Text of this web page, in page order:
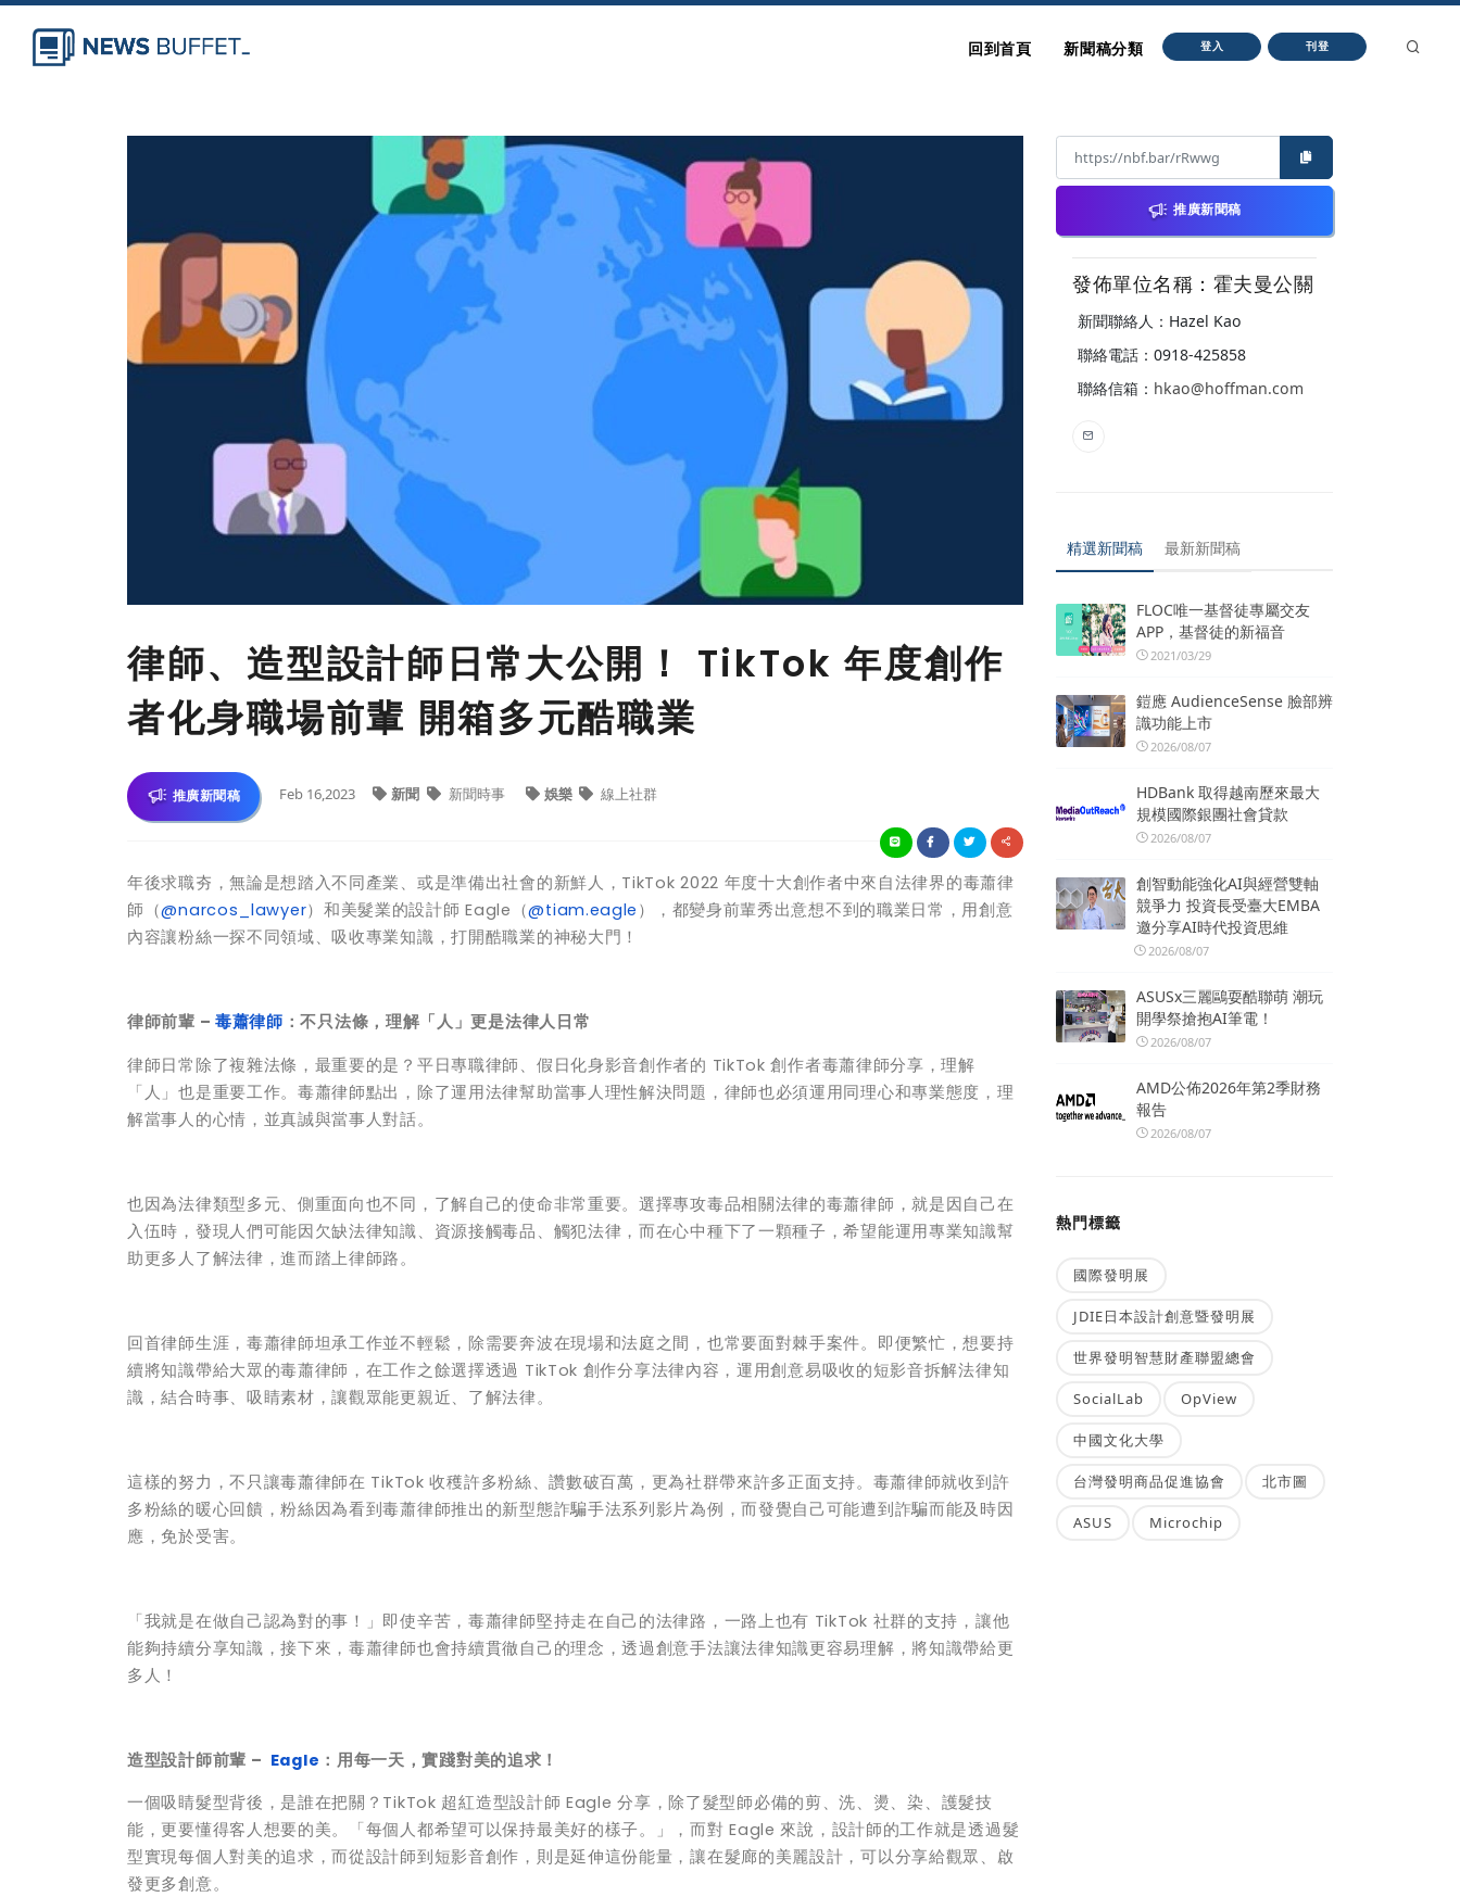
回到首頁 新聞稿分類 登入 刊登
律師、造型設計師日常大公開！ TikTok 年度創作
者化身職場前輩 開箱多元酷職業
推廣新聞稿 Feb 16,2023 新聞 新聞時事 娛樂 線上社群
年後求職夯，無論是想踏入不同產業、或是準備出社會的新鮮人， TikTok 2022 年度十大創作者中來自法律界的毒蕭律
師（@narcos_lawyer）和美髮業的設計師 Eagle （@tiam.eagle ），都變身前輩秀出意想不到的職業日常，用創意
內容讓粉絲一探不同領域、吸收專業知識，打開酷職業的神秘大門！
律師前輩 – 毒蕭律師 ：不只法條，理解「人」更是法律人日常
律師日常除了複雜法條，最重要的是？平日專職律師、假日化身影音創作者的 TikTok 創作者毒蕭律師分享，理解
「人」也是重要工作。毒蕭律師點出，除了運用法律幫助當事人理性解決問題，律師也必須運用同理心和專業態度，理
解當事人的心情，並真誠與當事人對話。
也因為法律類型多元、側重面向也不同，了解自己的使命非常重要。選擇專攻毒品相關法律的毒蕭律師，就是因自己在
入伍時，發現人們可能因欠缺法律知識、資源接觸毒品、觸犯法律，而在心中種下了一顆種子，希望能運用專業知識幫
助更多人了解法律，進而踏上律師路。
回首律師生涯，毒蕭律師坦承工作並不輕鬆，除需要奔波在現場和法庭之間，也常要面對棘手案件。即便繁忙，想要持
續將知識帶給大眾的毒蕭律師，在工作之餘選擇透過 TikTok 創作分享法律內容，運用創意易吸收的短影音拆解法律知
識，結合時事、吸睛素材，讓觀眾能更親近、了解法律。
這樣的努力，不只讓毒蕭律師在 TikTok 收穫許多粉絲、讚數破百萬，更為社群帶來許多正面支持。毒蕭律師就收到許
多粉絲的暖心回饋，粉絲因為看到毒蕭律師推出的新型態詐騙手法系列影片為例，而發覺自己可能遭到詐騙而能及時因
應，免於受害。
「我就是在做自己認為對的事！」即使辛苦，毒蕭律師堅持走在自己的法律路，一路上也有 TikTok 社群的支持，讓他
能夠持續分享知識，接下來，毒蕭律師也會持續貫徹自己的理念，透過創意手法讓法律知識更容易理解，將知識帶給更
多人！
造型設計師前輩 – Eagle ：用每一天，實踐對美的追求！
一個吸睛髮型背後，是誰在把關？TikTok 超紅造型設計師 Eagle 分享，除了髮型師必備的剪、洗、燙、染、護髮技
能，更要懂得客人想要的美。「每個人都希望可以保持最美好的樣子。」，而對 Eagle 來說，設計師的工作就是透過髮
型實現每個人對美的追求，而從設計師到短影音創作，則是延伸這份能量，讓在髮廊的美麗設計，可以分享給觀眾、啟
發更多創意。
推廣新聞稿
發佈單位名稱：霍夫曼公關
新聞聯絡人：Hazel Kao
聯絡電話：0918-425858
聯絡信箱： hkao@hoffman.com
精選新聞稿 最新新聞稿
FLOC唯一基督徒專屬交友
APP，基督徒的新福音
2021/03/29
鎧應 AudienceSense 臉部辨
識功能上市
2026/08/07
HDBank 取得越南歷來最大
規模國際銀團社會貸款
2026/08/07
創智動能強化AI與經營雙軸
競爭力 投資長受臺大EMBA
邀分享AI時代投資思維
2026/08/07
ASUSx三麗鷗耍酷聯萌 潮玩
開學祭搶抱AI筆電！
2026/08/07
AMD公佈2026年第2季財務
報告
2026/08/07
熱門標籤
國際發明展
JDIE日本設計創意暨發明展
世界發明智慧財產聯盟總會
SocialLab OpView
中國文化大學
台灣發明商品促進協會 北市圖
ASUS Microchip